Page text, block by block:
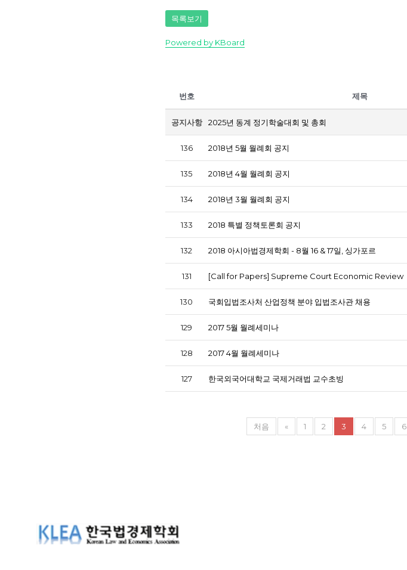
목록보기
Powered by KBoard
번호 제목
공지사항 2025년 동계 정기학술대회 및 총회
136 2018년 5월 월례회 공지
135 2018년 4월 월례회 공지
134 2018년 3월 월례회 공지
133 2018 특별 정책토론회 공지
132 2018 아시아법경제학회 - 8월 16 & 17일, 싱가포르
131 [Call for Papers] Supreme Court Economic Review
130 국회입법조사처 산업정책 분야 입법조사관 채용
129 2017 5월 월례세미나
128 2017 4월 월례세미나
127 한국외국어대학교 국제거래법 교수초빙
처음 « 1 2 3 4 5 6